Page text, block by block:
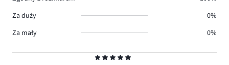
Za duży
0%
Za mały
0%